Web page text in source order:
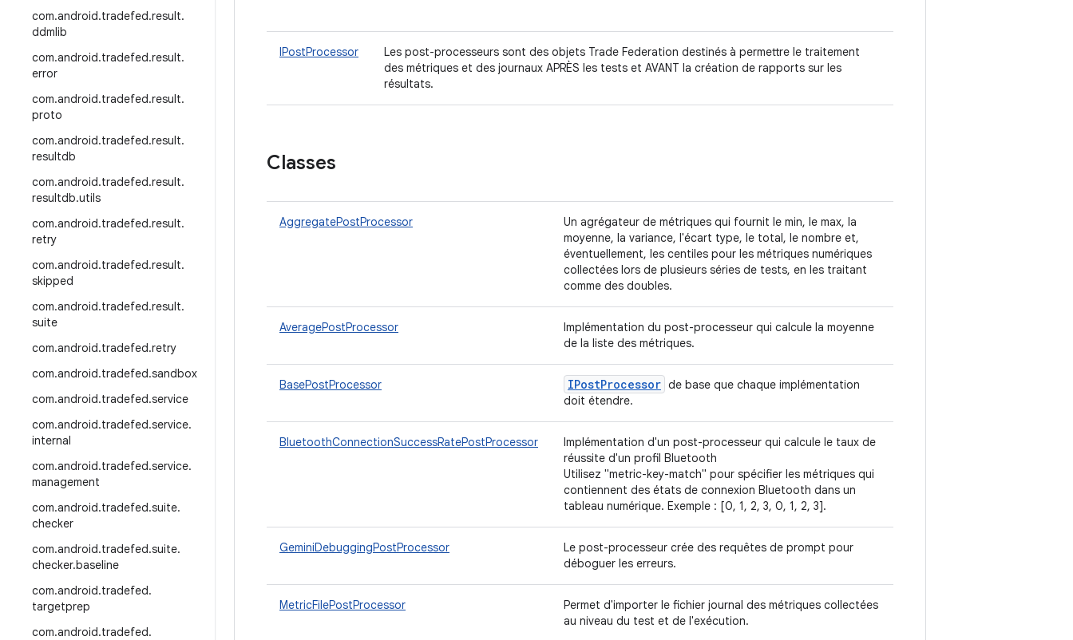
com.android.tradefed.result.
ddmlib
com.android.tradefed.result.
error
com.android.tradefed.result.
proto
com.android.tradefed.result.
resultdb
com.android.tradefed.result.
resultdb.utils
com.android.tradefed.result.
retry
com.android.tradefed.result.
skipped
com.android.tradefed.result.
suite
com.android.tradefed.retry
com.android.tradefed.sandbox
com.android.tradefed.service
com.android.tradefed.service.
internal
com.android.tradefed.service.
management
com.android.tradefed.suite.
checker
com.android.tradefed.suite.
checker.baseline
com.android.tradefed.
targetprep
com.android.tradefed.
IPostProcessor
Les post-processeurs sont des objets Trade Federation destinés à permettre le traitement
des métriques et des journaux APRÈS les tests et AVANT la création de rapports sur les
résultats.
Classes
AggregatePostProcessor
Un agrégateur de métriques qui fournit le min, le max, la
moyenne, la variance, l'écart type, le total, le nombre et,
éventuellement, les centiles pour les métriques numériques
collectées lors de plusieurs séries de tests, en les traitant
comme des doubles.
AveragePostProcessor
Implémentation du post-processeur qui calcule la moyenne
de la liste des métriques.
BasePostProcessor IPostProcessor de base que chaque implémentation
doit étendre.
BluetoothConnectionSuccessRatePostProcessor
Implémentation d'un post-processeur qui calcule le taux de
réussite d'un profil Bluetooth
Utilisez "metric-key-match" pour spécifier les métriques qui
contiennent des états de connexion Bluetooth dans un
tableau numérique. Exemple : [0, 1, 2, 3, 0, 1, 2, 3].
GeminiDebuggingPostProcessor
Le post-processeur crée des requêtes de prompt pour
déboguer les erreurs.
MetricFilePostProcessor
Permet d'importer le fichier journal des métriques collectées
au niveau du test et de l'exécution.